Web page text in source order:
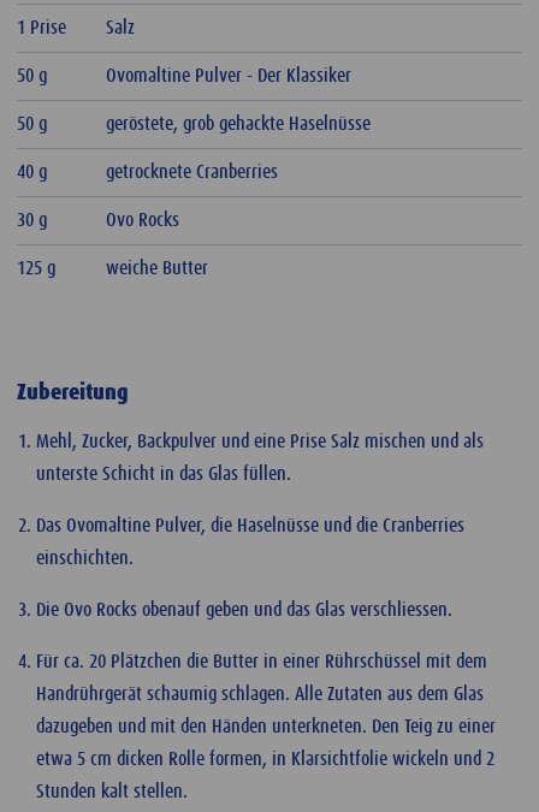
1 Prise Salz
50 g Ovomaltine Pulver - Der Klassiker
50 g geröstete, grob gehackte Haselnüsse
40 g getrocknete Cranberries
30 g Ovo Rocks
125 g weiche Butter
Zubereitung
Mehl, Zucker, Backpulver und eine Prise Salz mischen und als
unterste Schicht in das Glas füllen.
Das Ovomaltine Pulver, die Haselnüsse und die Cranberries
einschichten.
Die Ovo Rocks obenauf geben und das Glas verschliessen.
Für ca. 20 Plätzchen die Butter in einer Rührschüssel mit dem
Handrührgerät schaumig schlagen. Alle Zutaten aus dem Glas
dazugeben und mit den Händen unterkneten. Den Teig zu einer
etwa 5 cm dicken Rolle formen, in Klarsichtfolie wickeln und 2
Stunden kalt stellen.